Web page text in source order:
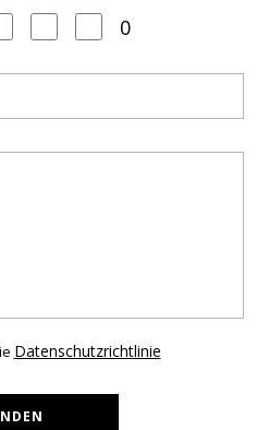
0
Datenschutzrichtlinie